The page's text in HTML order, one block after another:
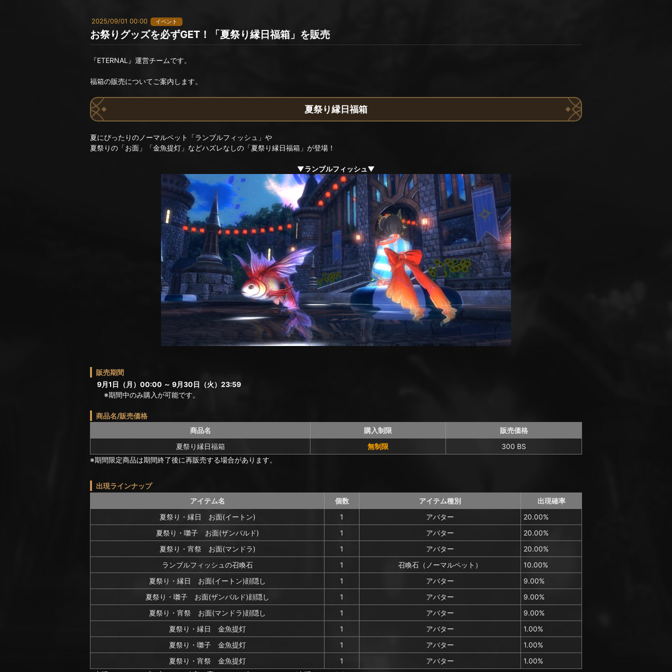
2025/09/01 00:00 イベント
お祭りグッズを必ずGET！「夏祭り縁日福箱」を販売
『ETERNAL』運営チームです。
福箱の販売についてご案内します。
夏祭り縁日福箱
夏にぴったりのノーマルペット「ランブルフィッシュ」や
夏祭りの「お面」「金魚提灯」などハズレなしの「夏祭り縁日福箱」が登場！
▼ランブルフィッシュ▼
販売期間
9月1日（月）00:00 ～ 9月30日（火）23:59
※期間中のみ購入が可能です。
商品名/販売価格
商品名
購入制限
販売価格
夏祭り縁日福箱
無制限
300 BS
※期間限定商品は期間終了後に再販売する場合があります。
出現ラインナップ
アイテム名
個数 アイテム種別
出現確率
夏祭り・縁日 お面(イートン)
1 アバター
20.00%
夏祭り・囃子 お面(ザンバルド)
1 アバター
20.00%
夏祭り・宵祭 お面(マンドラ)
1 アバター
20.00%
ランブルフィッシュの召喚石
1 召喚石（ノーマルペット）
10.00%
夏祭り・縁日 お面(イートン)顔隠し
1 アバター
9.00%
夏祭り・囃子 お面(ザンバルド)顔隠し
1 アバター
9.00%
夏祭り・宵祭 お面(マンドラ)顔隠し
1 アバター
9.00%
夏祭り・縁日 金魚提灯
1 アバター
1.00%
夏祭り・囃子 金魚提灯
1 アバター
1.00%
夏祭り・宵祭 金魚提灯
1 アバター
1.00%